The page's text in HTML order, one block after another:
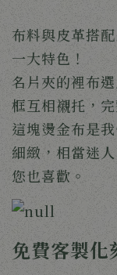
布料與皮革搭
一大特色！
名片夾的裡布
框互相襯托，
這塊燙金布是
細緻，相當迷
您也喜歡。
免費客製化